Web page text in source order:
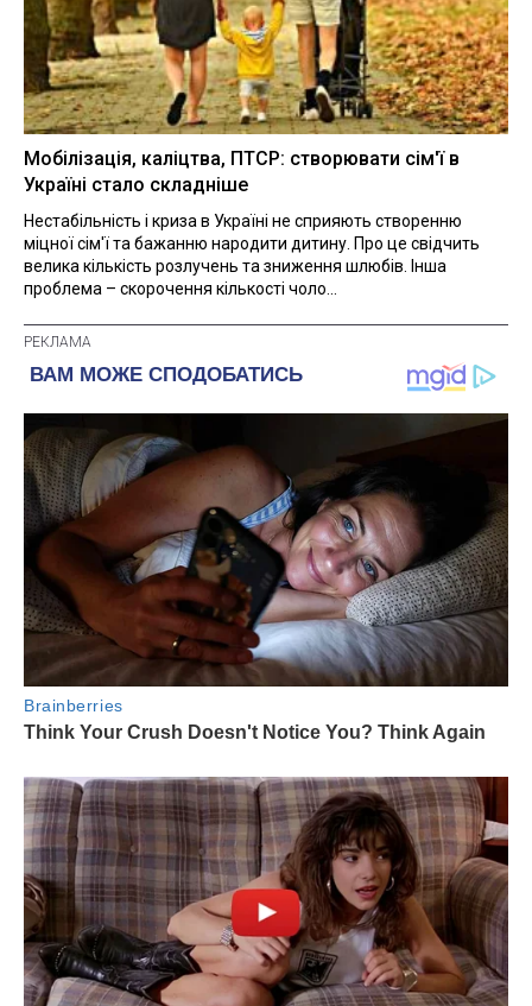
Мобілізація, каліцтва, ПТСР: створювати сім'ї в
Україні стало складніше
Нестабільність і криза в Україні не сприяють створенню
міцної сім'ї та бажанню народити дитину. Про це свідчить
велика кількість розлучень та зниження шлюбів. Інша
проблема – скорочення кількості чоло...